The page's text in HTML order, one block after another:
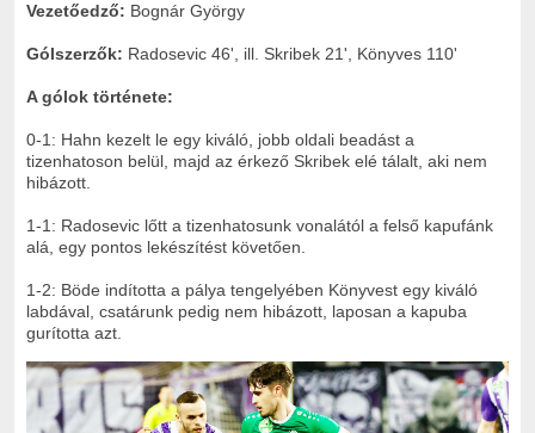
Vezetőedző: Bognár György
Gólszerzők: Radosevic 46', ill. Skribek 21', Könyves 110'
A gólok története:
0-1: Hahn kezelt le egy kiváló, jobb oldali beadást a
tizenhatoson belül, majd az érkező Skribek elé tálalt, aki nem
hibázott.
1-1: Radosevic lőtt a tizenhatosunk vonalától a felső kapufánk
alá, egy pontos lekészítést követően.
1-2: Böde indította a pálya tengelyében Könyvest egy kiváló
labdával, csatárunk pedig nem hibázott, laposan a kapuba
gurította azt.